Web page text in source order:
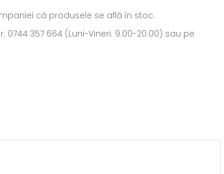
că produsele se află în stoc.
357 664 (Luni-Vineri: 9.00-20.00) sau pe